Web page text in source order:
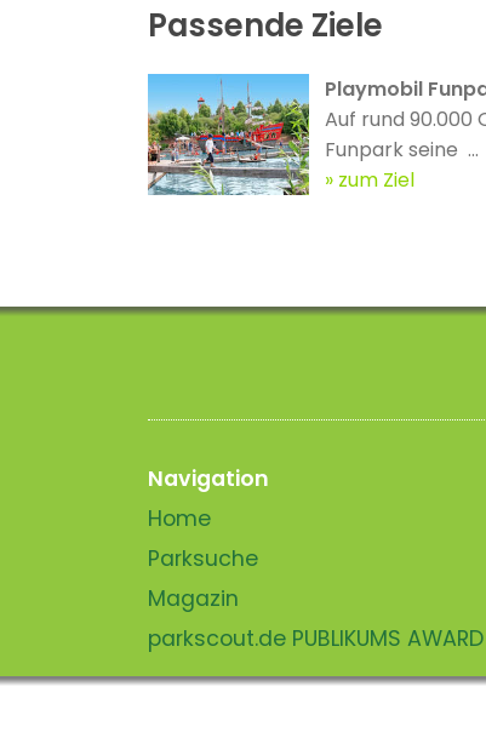
Passende Ziele
Playmobil
Auf rund
Funpark seine ...
zum Ziel
Navigation
Home
Parksuche
Magazin
parkscout.de PUBLIKUMS AWARD